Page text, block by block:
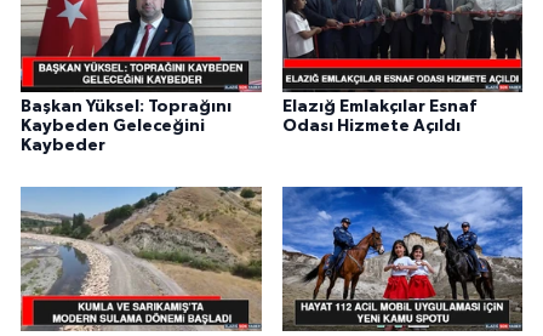
Başkan Yüksel: Toprağını
Kaybeden Geleceğini
Kaybeder
Elazığ Emlakçılar Esnaf
Odası Hizmete Açıldı